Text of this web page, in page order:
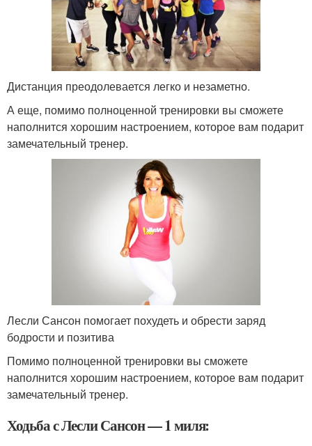
Дистанция преодолевается легко и незаметно.
А еще, помимо полноценной тренировки вы сможете
наполнится хорошим настроением, которое вам подарит
замечательный тренер.
Лесли Сансон помогает похудеть и обрести заряд
бодрости и позитива
Помимо полноценной тренировки вы сможете
наполнится хорошим настроением, которое вам подарит
замечательный тренер.
Ходьба с Лесли Сансон — 1 миля: